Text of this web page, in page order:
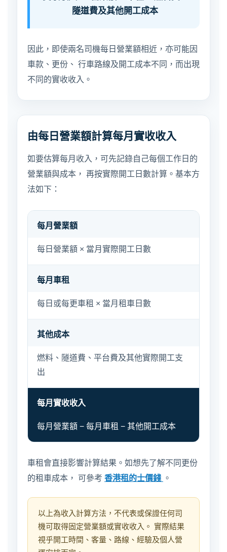
隧道費及其他開工成本
因此，即使兩名司機每日營業額相近，亦可能因
車款、更份、 行車路線及開工成本不同，而出現
不同的實收收入。
由每日營業額計算每月實收收入
如要估算每月收入，可先記錄自己每個工作日的
營業額與成本， 再按實際開工日數計算。基本方
法如下：
每月營業額
每日營業額 × 當月實際開工日數
每月車租
每日或每更車租 × 當月租車日數
其他成本
燃料、隧道費、平台費及其他實際開工支
出
每月實收收入
每月營業額 − 每月車租 − 其他開工成本
車租會直接影響計算結果。如想先了解不同更份
的租車成本， 可參考 香港租的士價錢 。
以上為收入計算方法，不代表或保證任何司
機可取得固定營業額或實收收入。 實際結果
視乎開工時間、客量、路線、經驗及個人營